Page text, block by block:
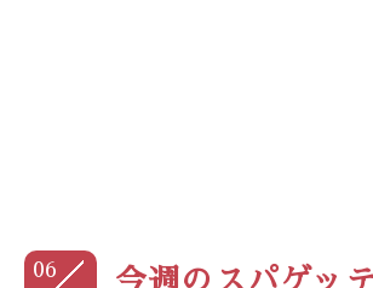
06
今週のスパゲッ